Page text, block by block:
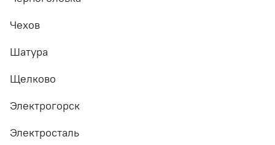
Чехов
Шатура
Щелково
Электрогорск
Электросталь